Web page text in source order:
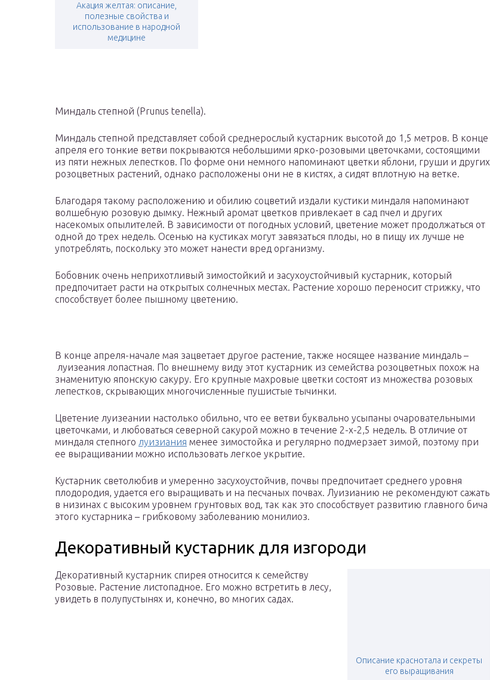
Акация желтая: описание,
полезные свойства и
использование в народной
медицине
Миндаль степной (Prunus tenella).
Миндаль степной представляет собой среднерослый кустарник высотой до 1,5 метров. В конце
апреля его тонкие ветви покрываются небольшими ярко-розовыми цветочками, состоящими
из пяти нежных лепестков. По форме они немного напоминают цветки яблони, груши и других
розоцветных растений, однако расположены они не в кистях, а сидят вплотную на ветке.
Благодаря такому расположению и обилию соцветий издали кустики миндаля напоминают
волшебную розовую дымку. Нежный аромат цветков привлекает в сад пчел и других
насекомых опылителей. В зависимости от погодных условий, цветение может продолжаться от
одной до трех недель. Осенью на кустиках могут завязаться плоды, но в пищу их лучше не
употреблять, поскольку это может нанести вред организму.
Бобовник очень неприхотливый зимостойкий и засухоустойчивый кустарник, который
предпочитает расти на открытых солнечных местах. Растение хорошо переносит стрижку, что
способствует более пышному цветению.
В конце апреля-начале мая зацветает другое растение, также носящее название миндаль –
луизеания лопастная. По внешнему виду этот кустарник из семейства розоцветных похож на
знаменитую японскую сакуру. Его крупные махровые цветки состоят из множества розовых
лепестков, скрывающих многочисленные пушистые тычинки.
Цветение луизеании настолько обильно, что ее ветви буквально усыпаны очаровательными
цветочками, и любоваться северной сакурой можно в течение 2-х-2,5 недель. В отличие от
миндаля степного луизиания менее зимостойка и регулярно подмерзает зимой, поэтому при
ее выращивании можно использовать легкое укрытие.
Кустарник светолюбив и умеренно засухоустойчив, почвы предпочитает среднего уровня
плодородия, удается его выращивать и на песчаных почвах. Луизианию не рекомендуют сажать
в низинах с высоким уровнем грунтовых вод, так как это способствует развитию главного бича
этого кустарника – грибковому заболеванию монилиоз.
Декоративный кустарник для изгороди
Описание краснотала и секреты
его выращивания
Декоративный кустарник спирея относится к семейству
Розовые. Растение листопадное. Его можно встретить в лесу,
увидеть в полупустынях и, конечно, во многих садах.